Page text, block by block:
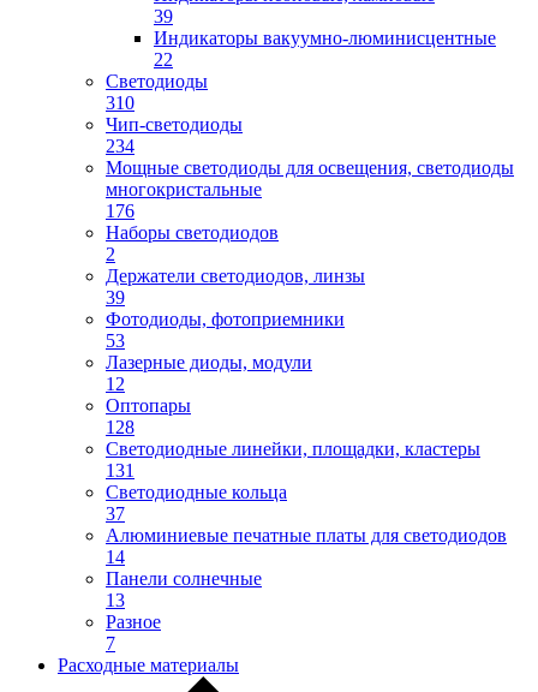
39
Индикаторы вакуумно-люминисцентные
22
Светодиоды
310
Чип-светодиоды
234
Мощные светодиоды для освещения, светодиоды
многокристальные
176
Наборы светодиодов
2
Держатели светодиодов, линзы
39
Фотодиоды, фотоприемники
53
Лазерные диоды, модули
12
Оптопары
128
Светодиодные линейки, площадки, кластеры
131
Светодиодные кольца
37
Алюминиевые печатные платы для светодиодов
14
Панели солнечные
13
Разное
7
Расходные материалы